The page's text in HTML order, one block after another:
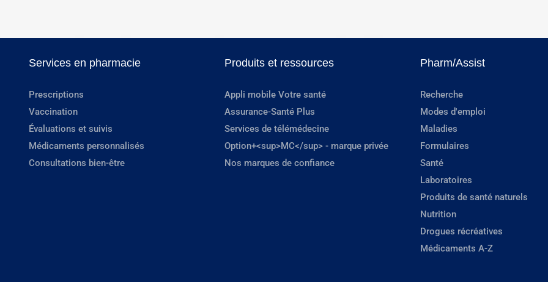
Services en pharmacie
Prescriptions
Vaccination
Évaluations et suivis
Médicaments personnalisés
Consultations bien-être
Produits et ressources
Appli mobile Votre santé
Assurance-Santé Plus
Services de télémédecine
Option+<sup>MC</sup> - marque privée
Nos marques de confiance
Pharm/Assist
Recherche
Modes d'emploi
Maladies
Formulaires
Santé
Laboratoires
Produits de santé naturels
Nutrition
Drogues récréatives
Médicaments A-Z